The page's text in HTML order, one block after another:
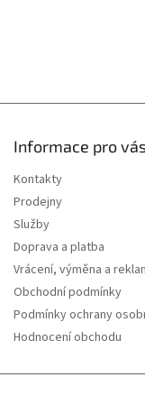
Informace pro
Kontakty
Prodejny
Služby
Doprava a platba
Vrácení, výměna a
Obchodní podmínky
Podmínky ochrany
Hodnocení obchodu